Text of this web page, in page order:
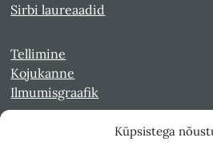
Küpsistega
Sirbi laureaadid
Tellimine
Kojukanne
Ilmumisgraafik